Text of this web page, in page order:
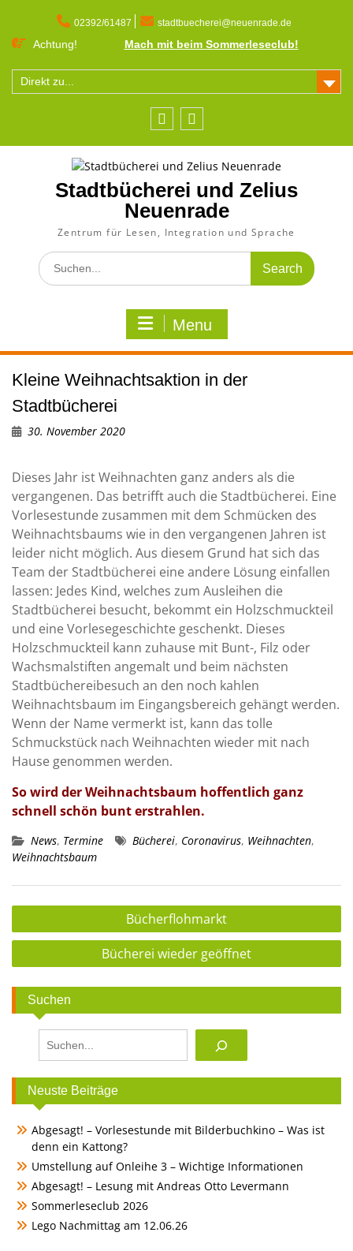
content
02392/61487 stadtbuecherei@neuenrade.de
Achtung! Mach mit beim Sommerleseclub!
Direkt zu...
Stadtbücherei und Zelius
Neuenrade
Zentrum für Lesen, Integration und Sprache
Search
for:
Menu
Kleine Weihnachtsaktion in der
Stadtbücherei
30. November 2020
Dieses Jahr ist Weihnachten ganz anders als die
vergangenen. Das betrifft auch die Stadtbücherei. Eine
Vorlesestunde zusammen mit dem Schmücken des
Weihnachtsbaums wie in den vergangenen Jahren ist
leider nicht möglich. Aus diesem Grund hat sich das
Team der Stadtbücherei eine andere Lösung einfallen
lassen: Jedes Kind, welches zum Ausleihen die
Stadtbücherei besucht, bekommt ein Holzschmuckteil
und eine Vorlesegeschichte geschenkt. Dieses
Holzschmuckteil kann zuhause mit Bunt-, Filz oder
Wachsmalstiften angemalt und beim nächsten
Stadtbüchereibesuch an den noch kahlen
Weihnachtsbaum im Eingangsbereich gehängt werden.
Wenn der Name vermerkt ist, kann das tolle
Schmuckstück nach Weihnachten wieder mit nach
Hause genommen werden.
So wird der Weihnachtsbaum hoffentlich ganz
schnell schön bunt erstrahlen.
News, Termine Bücherei, Coronavirus, Weihnachten,
Weihnachtsbaum
Beitragsnavigation
Bücherflohmarkt
Bücherei wieder geöffnet
Suchen
Neuste Beiträge
Abgesagt! – Vorlesestunde mit Bilderbuchkino – Was ist
denn ein Kattong?
Umstellung auf Onleihe 3 – Wichtige Informationen
Abgesagt! – Lesung mit Andreas Otto Levermann
Sommerleseclub 2026
Lego Nachmittag am 12.06.26